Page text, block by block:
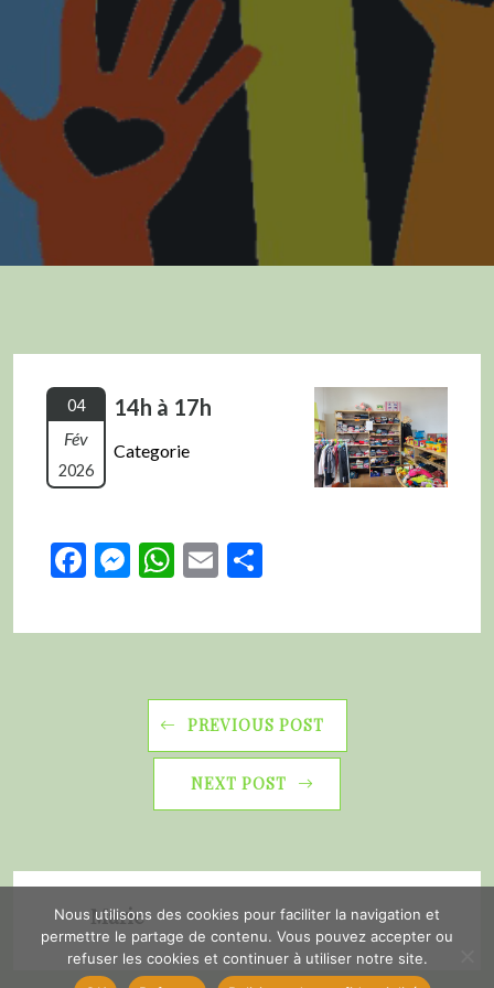
04
Fév
2026
14h à 17h
Categorie
Facebook
Messenger
WhatsApp
Email
PREVIOUS POST
NEXT POST
Marie
Nous utilisons des cookies pour faciliter la navigation et
permettre le partage de contenu. Vous pouvez accepter ou
refuser les cookies et continuer à utiliser notre site.